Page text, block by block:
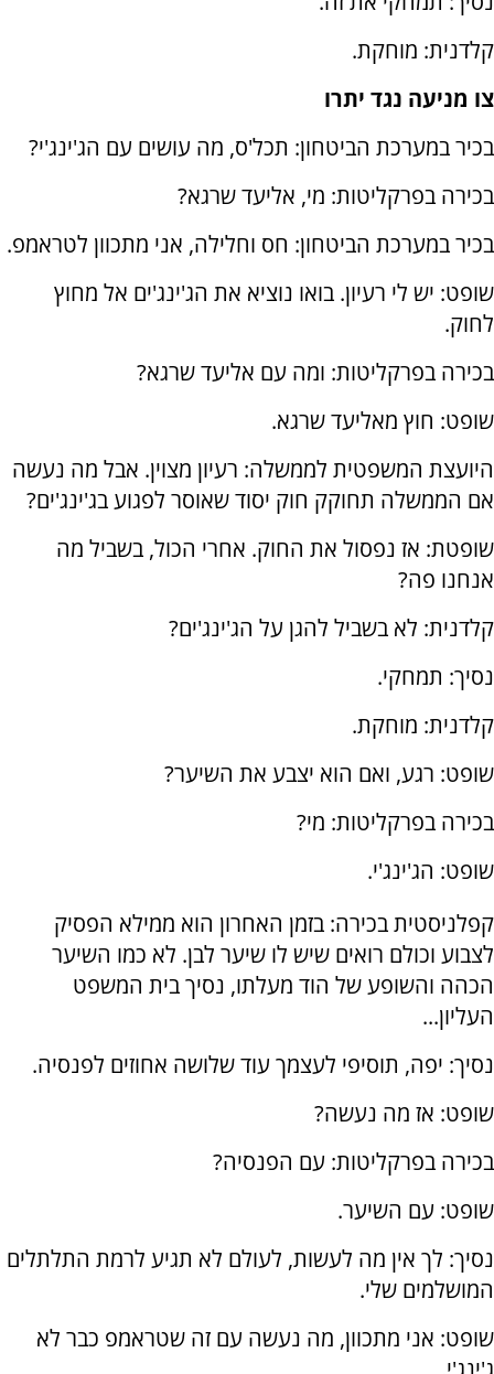
קלדנית: מוחקת.
צו מניעה נגד יתרו
בכיר במערכת הביטחון: תכל'ס, מה עושים עם הג'ינג'י?
בכירה בפרקליטות: מי, אליעד שרגא?
בכיר במערכת הביטחון: חס וחלילה, אני מתכוון לטראמפ.
שופט: יש לי רעיון. בואו נוציא את הג'ינג'ים אל מחוץ
לחוק.
בכירה בפרקליטות: ומה עם אליעד שרגא?
שופט: חוץ מאליעד שרגא.
היועצת המשפטית לממשלה: רעיון מצוין. אבל מה נעשה
אם הממשלה תחוקק חוק יסוד שאוסר לפגוע בג'ינג'ים?
שופטת: אז נפסול את החוק. אחרי הכול, בשביל מה
אנחנו פה?
קלדנית: לא בשביל להגן על הג'ינג'ים?
נסיך: תמחקי.
קלדנית: מוחקת.
שופט: רגע, ואם הוא יצבע את השיער?
בכירה בפרקליטות: מי?
שופט: הג'ינג'י.
קפלניסטית בכירה: בזמן האחרון הוא ממילא הפסיק
לצבוע וכולם רואים שיש לו שיער לבן. לא כמו השיער
הכהה והשופע של הוד מעלתו, נסיך בית המשפט
העליון...
נסיך: יפה, תוסיפי לעצמך עוד שלושה אחוזים לפנסיה.
שופט: אז מה נעשה?
בכירה בפרקליטות: עם הפנסיה?
שופט: עם השיער.
נסיך: לך אין מה לעשות, לעולם לא תגיע לרמת התלתלים
המושלמים שלי.
שופט: אני מתכוון, מה נעשה עם זה שטראמפ כבר לא